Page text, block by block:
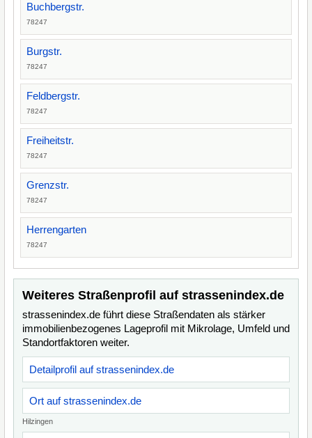
Buchbergstr.
78247
Burgstr.
78247
Feldbergstr.
78247
Freiheitstr.
78247
Grenzstr.
78247
Herrengarten
78247
Weiteres Straßenprofil auf strassenindex.de
strassenindex.de führt diese Straßendaten als stärker
immobilienbezogenes Lageprofil mit Mikrolage, Umfeld und
Standortfaktoren weiter.
Detailprofil auf strassenindex.de
Ort auf strassenindex.de
Hilzingen